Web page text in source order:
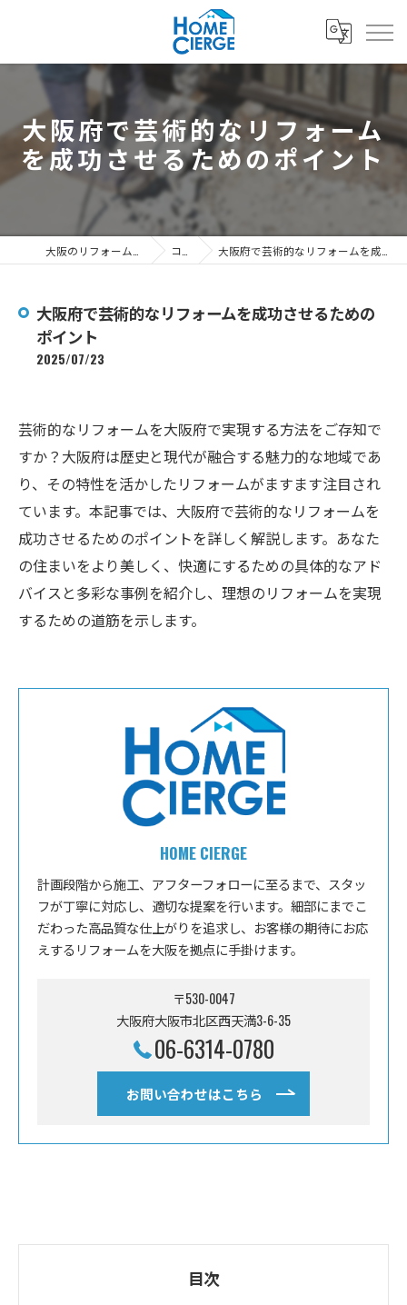
大阪府で芸術的なリフォーム
を成功させるためのポイント
コラム 大阪府で芸術的なリフォームを成功させるためのポイント
大阪府で芸術的なリフォームを成功させるための
ポイント
2025/07/23
芸術的なリフォームを大阪府で実現する方法をご存知で
すか？大阪府は歴史と現代が融合する魅力的な地域であ
り、その特性を活かしたリフォームがますます注目され
ています。本記事では、大阪府で芸術的なリフォームを
成功させるためのポイントを詳しく解説します。あなた
の住まいをより美しく、快適にするための具体的なアド
バイスと多彩な事例を紹介し、理想のリフォームを実現
するための道筋を示します。
HOME CIERGE
計画段階から施工、アフターフォローに至るまで、スタッ
フが丁寧に対応し、適切な提案を行います。細部にまでこ
だわった高品質な仕上がりを追求し、お客様の期待にお応
えするリフォームを大阪を拠点に手掛けます。
〒530-0047
大阪府大阪市北区西天満3-6-35
06-6314-0780
お問い合わせはこちら
目次